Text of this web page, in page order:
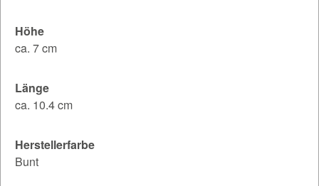
Höhe
ca. 7 cm
Länge
ca. 10.4 cm
Herstellerfarbe
Bunt